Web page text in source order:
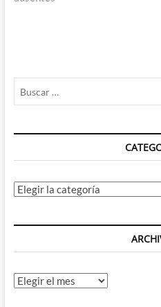
Categorías
Archivos